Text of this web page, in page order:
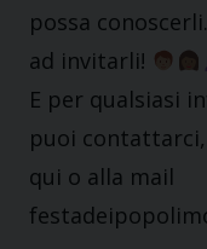
possa
ad invitarli!
E per qualsiasi
puoi
qui o alla mail